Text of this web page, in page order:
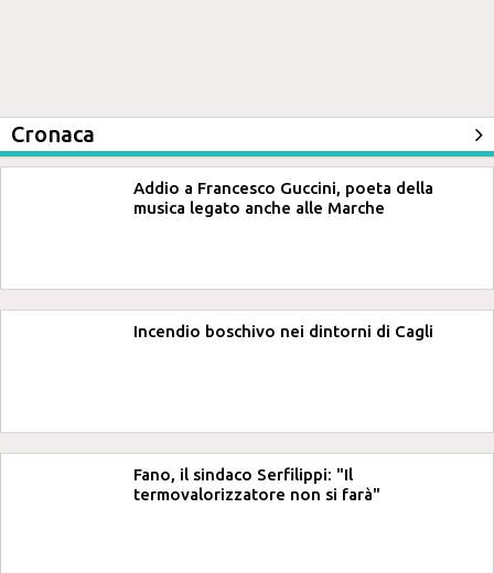
Cronaca
Addio a Francesco Guccini, poeta della
musica legato anche alle Marche
Incendio boschivo nei dintorni di Cagli
Fano, il sindaco Serfilippi: "Il
termovalorizzatore non si farà"